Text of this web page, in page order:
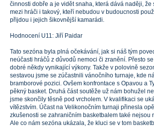
činnosti dobře a je vidět snaha, která dává naději,
mezi hráči i takový, kteří nebudou v budoucnosti
přijdou i jejich šikovnější kamarádi.
Hodnocení U11: Jiří Paidar
Tato sezóna byla plná očekávání, jak si náš tým
neúčasti hráčů z důvodů nemoci či zranění. Přesto
dobré někdy vynikající výkony. Takže v polovině
sestavou jsme se zúčastnili vánočního turnaje, kde
bramborové pozici. Ovšem konfrontace s Opavou a
pěkný basket. Druhá část soutěže už nám bohužel
jsme skončily těsně pod vrcholem. V kvalifikaci se
vítězstvím. Účast na Velikonočním turnaji přinesla
zkušenosti se zahraničním basketbalem také nejsou
Ale co nám sezóna ukázala, že kluci se v tom